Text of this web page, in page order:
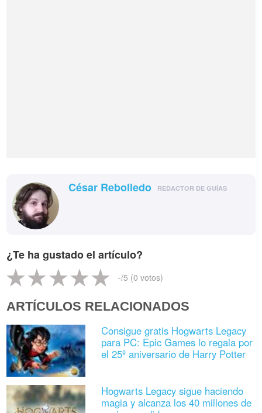
César Rebolledo REDACTOR DE GUÍAS
¿Te ha gustado el artículo?
-/5 (0 votos)
ARTÍCULOS RELACIONADOS
Consigue gratis Hogwarts Legacy
para PC: Epic Games lo regala por
el 25º aniversario de Harry Potter
Hogwarts Legacy sigue haciendo
magia y alcanza los 40 millones de